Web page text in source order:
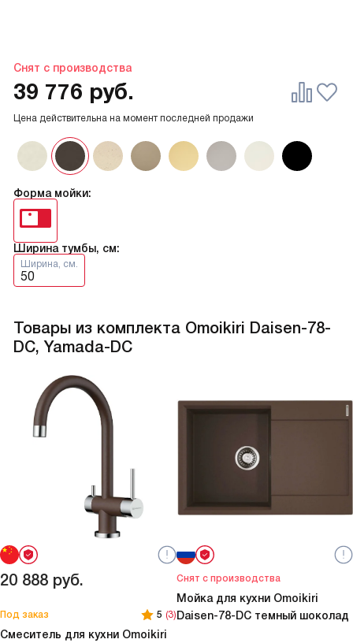
Снят с производства
Форма мойки:
Ширина тумбы, см:
Ширина, см.
50
Цена действительна на момент последней продажи
39 776 руб.
Товары из комплекта Omoikiri Daisen-78-
DC, Yamada-DC
20 888 руб.
Под заказ 5 (3)
Смеситель для кухни Omoikiri
Снят с производства
Мойка для кухни Omoikiri
Daisen-78-DC темный шоколад